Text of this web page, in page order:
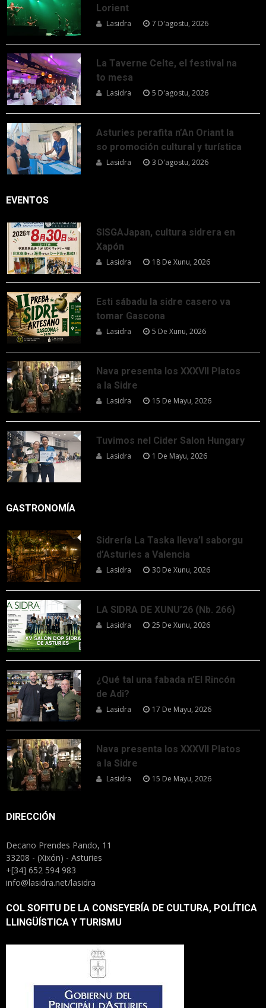
Lorient
Lasidra 7 D'agostu, 2026
La Taverne Celte, el festival na
to mesa
Lasidra 5 D'agostu, 2026
Asturies perafita n’An Oriant la
so promoción cultural y turística
Lasidra 3 D'agostu, 2026
EVENTOS
SISGAJapan, cultura sidrera en
Xapón
Lasidra 18 De Xunu, 2026
Esti sábadu la sidre casero va
tomar Gascona
Lasidra 5 De Xunu, 2026
Nava presenta los XXXVII Platos
a la Sidre
Lasidra 15 De Mayu, 2026
Tuvimos nel Cider Salon Hungary
Lasidra 1 De Mayu, 2026
GASTRONOMÍA
Sidrería La Taska lleva’l saborgu
d’Asturies a Valencia
Lasidra 30 De Xunu, 2026
LA SIDRA DE XUNU’26 (Nb. 266)
Lasidra 25 De Xunu, 2026
¿Qué tal una fabada n’El Rincón
de Adi?
Lasidra 17 De Mayu, 2026
Nava presenta los XXXVII Platos
a la Sidre
Lasidra 15 De Mayu, 2026
DIRECCIÓN
Decano Prendes Pando, 11
33208 - (Xixón) - Asturies
+[34] 652 594 983
info@lasidra.net/lasidra
COL SOFITU DE LA CONSEYERÍA DE CULTURA, POLÍTICA
LLINGÜÍSTICA Y TURISMU